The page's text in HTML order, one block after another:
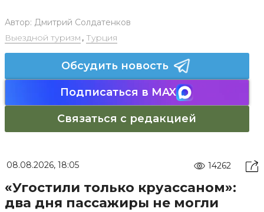
Автор: Дмитрий Солдатенков
Выездной туризм , Турция
Обсудить новость
Подписаться в MAX
Связаться с редакцией
08.08.2026, 18:05 14262
«Угостили только круассаном»:
два дня пассажиры не могли